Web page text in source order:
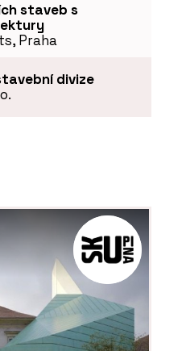
křeslo Melody
staveb s
Praha
divize